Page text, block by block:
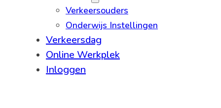
Verkeersouders
Onderwijs Instellingen
Verkeersdag
Online Werkplek
Inloggen